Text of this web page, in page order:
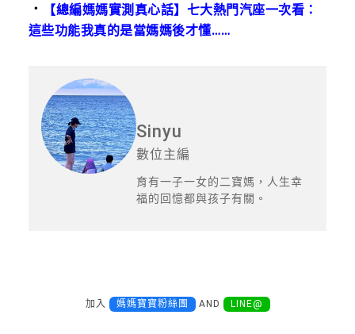
．
【總編媽媽實測真心話】七大熱門汽座一次看：
這些功能我真的是當媽媽後才懂……
Sinyu
數位主編
育有一子一女的二寶媽，人生幸
福的回憶都與孩子有關。
加入 媽媽寶寶粉絲團 AND LINE@